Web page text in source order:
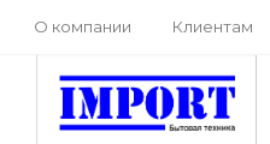
О компании Клиентам